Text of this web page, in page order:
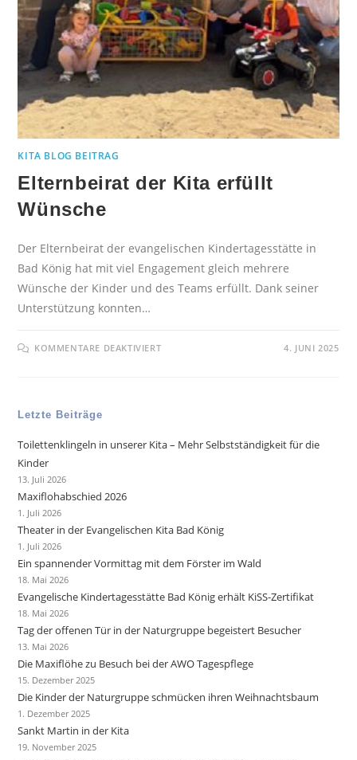
KITA BLOG BEITRAG
Elternbeirat der Kita erfüllt
Wünsche
Der Elternbeirat der evangelischen Kindertagesstätte in
Bad König hat mit viel Engagement gleich mehrere
Wünsche der Kinder und des Teams erfüllt. Dank seiner
Unterstützung konnten…
KOMMENTARE DEAKTIVIERT 4. JUNI 2025
Letzte Beiträge
Toilettenklingeln in unserer Kita – Mehr Selbstständigkeit für die
Kinder
13. Juli 2026
Maxiflohabschied 2026
1. Juli 2026
Theater in der Evangelischen Kita Bad König
1. Juli 2026
Ein spannender Vormittag mit dem Förster im Wald
18. Mai 2026
Evangelische Kindertagesstätte Bad König erhält KiSS-Zertifikat
18. Mai 2026
Tag der offenen Tür in der Naturgruppe begeistert Besucher
13. Mai 2026
Die Maxiflöhe zu Besuch bei der AWO Tagespflege
15. Dezember 2025
Die Kinder der Naturgruppe schmücken ihren Weihnachtsbaum
1. Dezember 2025
Sankt Martin in der Kita
19. November 2025